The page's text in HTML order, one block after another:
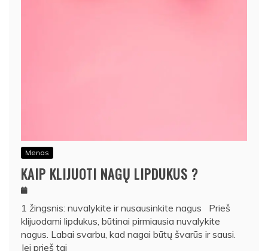
Menas
KAIP KLIJUOTI NAGŲ LIPDUKUS ?
1 žingsnis: nuvalykite ir nusausinkite nagus Prieš
klijuodami lipdukus, būtinai pirmiausia nuvalykite
nagus. Labai svarbu, kad nagai būtų švarūs ir sausi.
Jei prieš tai